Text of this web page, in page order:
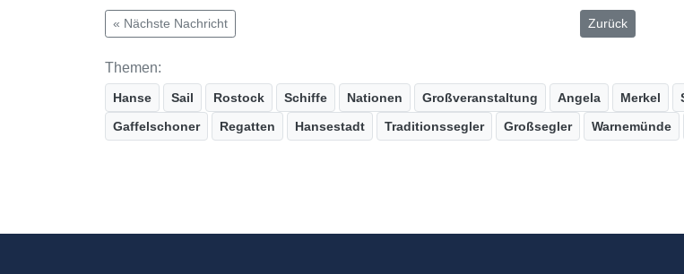
« Nächste Nachricht Zurück
Themen:
Hanse Sail Rostock Schiffe Nationen Großveranstaltung Angela Merkel
Gaffelschoner
Regatten Hansestadt Traditionssegler Großsegler Warnemünde